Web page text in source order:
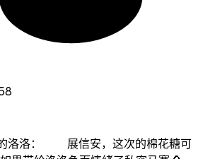
洛洛： 展信安，这次的棉花糖可